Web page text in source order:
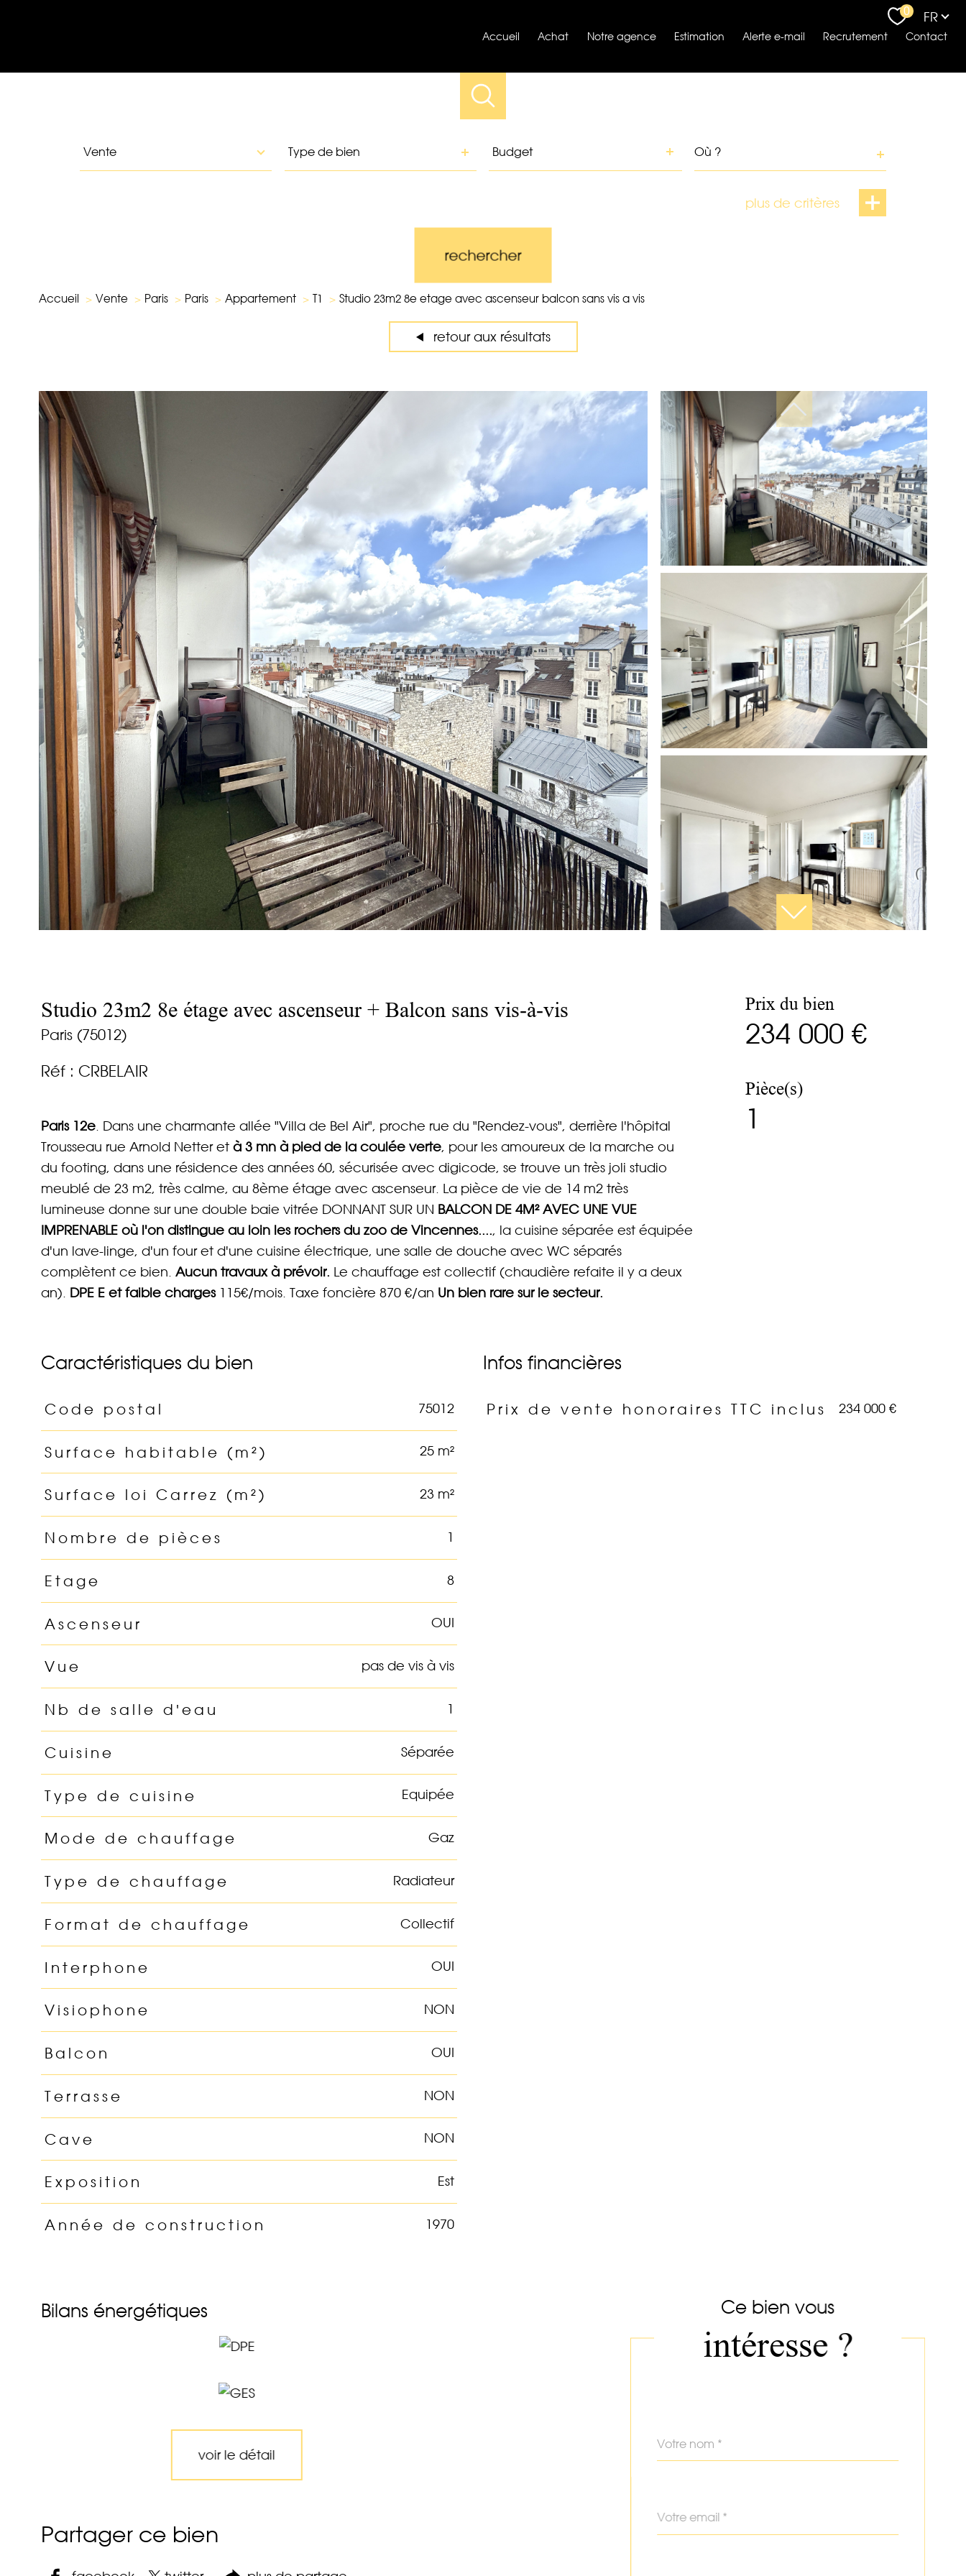
0 FR
accueil achat notre agence estimation alerte e-mail recrutement contact
RECHERCHE
d'offre
Vente de
bien
Type de bien
Budget
plus de critères
rechercher
Accueil Vente Paris Paris Appartement T1 Studio 23m2 8e etage avec ascenseur balcon sans vis a vis
retour aux résultats
Studio 23m2 8e étage avec ascenseur + Balcon sans vis-à-vis
Paris (75012)
Réf : CRBELAIR
Paris 12e . Dans une charmante allée "Villa de Bel Air", proche rue du "Rendez-vous", derrière l'hôpital
Trousseau rue Arnold Netter et à 3 mn à pied de la coulée verte, pour les amoureux de la marche ou
du footing, dans une résidence des années 60, sécurisée avec digicode, se trouve un très joli studio
meublé de 23 m2, très calme, au 8ème étage avec ascenseur. La pièce de vie de 14 m2 très
lumineuse donne sur une double baie vitrée DONNANT SUR UN BALCON DE 4M² AVEC UNE VUE
IMPRENABLE où l'on distingue au loin les rochers du zoo de Vincennes...., la cuisine séparée est équipée
d'un lave-linge, d'un four et d'une cuisine électrique, une salle de douche avec WC séparés
complètent ce bien. Aucun travaux à prévoir. Le chauffage est collectif (chaudière refaite il y a deux
an). DPE E et faible charges115€/mois. Taxe foncière 870 €/an Un bien rare sur le secteur.
Prix du bien
234 000 €
Pièce(s)
1
Caractéristiques du bien
Caractéristiques Valeurs
Code postal 75012
Surface habitable (m²) 25 m²
Surface loi Carrez (m²) 23 m²
Nombre de pièces 1
Etage 8
Ascenseur OUI
Vue pas de vis à vis
Nb de salle d'eau 1
Cuisine Séparée
Type de cuisine Equipée
Mode de chauffage Gaz
Type de chauffage Radiateur
Format de chauffage Collectif
Interphone OUI
Visiophone NON
Balcon OUI
Terrasse NON
Cave NON
Exposition Est
Année de construction 1970
Infos financières
Caractéristiques Valeurs
Prix de vente honoraires TTC inclus 234 000 €
Bilans énergétiques
voir le détail
Partager ce bien
Ce bien vous
intéresse ?
*
*